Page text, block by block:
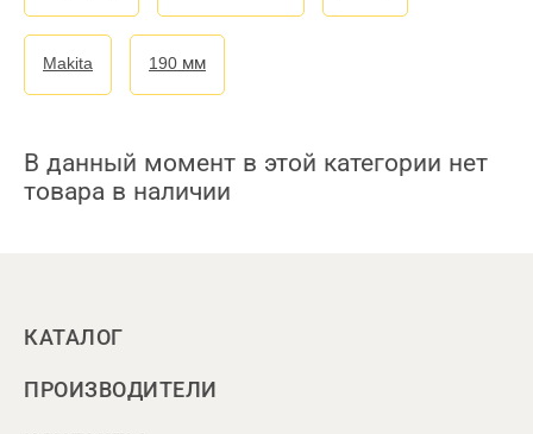
Makita 190 мм
В данный момент в этой категории нет
товара в наличии
КАТАЛОГ
ПРОИЗВОДИТЕЛИ